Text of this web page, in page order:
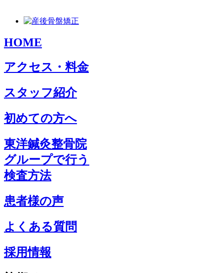
HOME
アクセス・料金
スタッフ紹介
初めての方へ
東洋鍼灸整骨院
グループで行う
検査方法
患者様の声
よくある質問
採用情報